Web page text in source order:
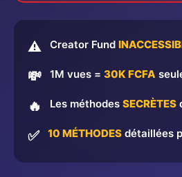
⚠️ Creator Fund
💸 1M vues = 30K FCFA
🔥 Les méthodes SECRÈTES
✅ 10 MÉTHODES détaillées